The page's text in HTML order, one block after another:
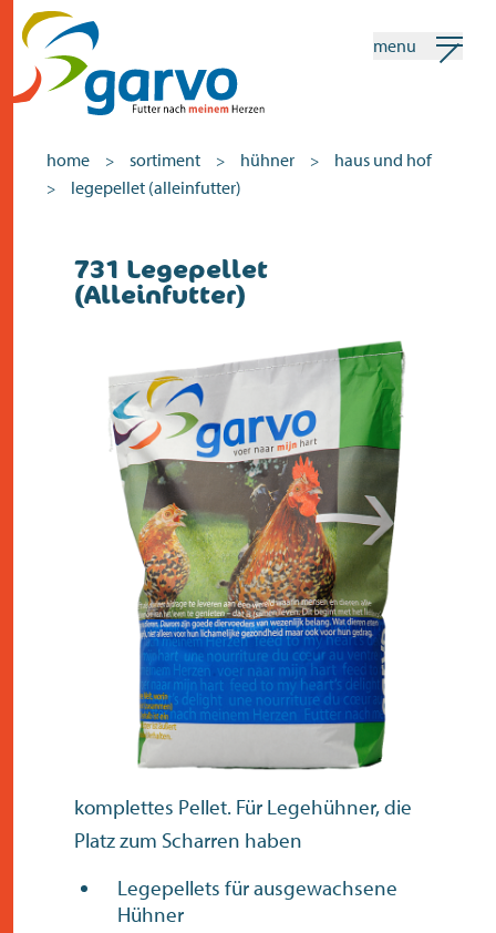
home
sortiment
geschäfte
neuigkeiten
kontakt
menu
home > sortiment > hühner > haus und hof
> legepellet (alleinfutter)
731 Legepellet
(Alleinfutter)
komplettes Pellet. Für Legehühner, die
Platz zum Scharren haben
Legepellets für ausgewachsene
Hühner